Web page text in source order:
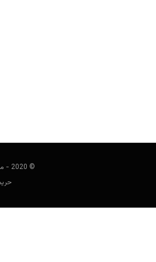
© 2020 - مجله خبری و آموزشی بخت